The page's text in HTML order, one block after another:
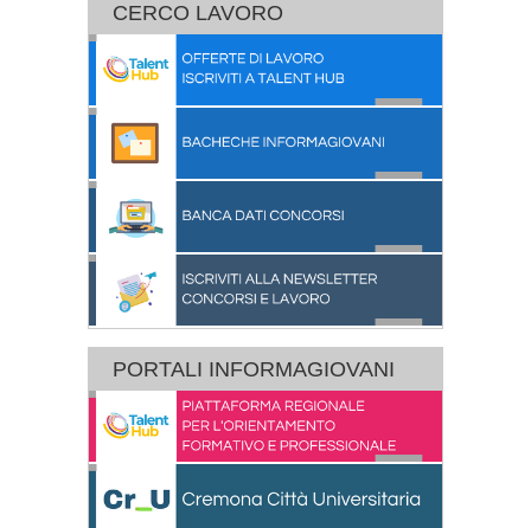
CERCO LAVORO
PORTALI INFORMAGIOVANI